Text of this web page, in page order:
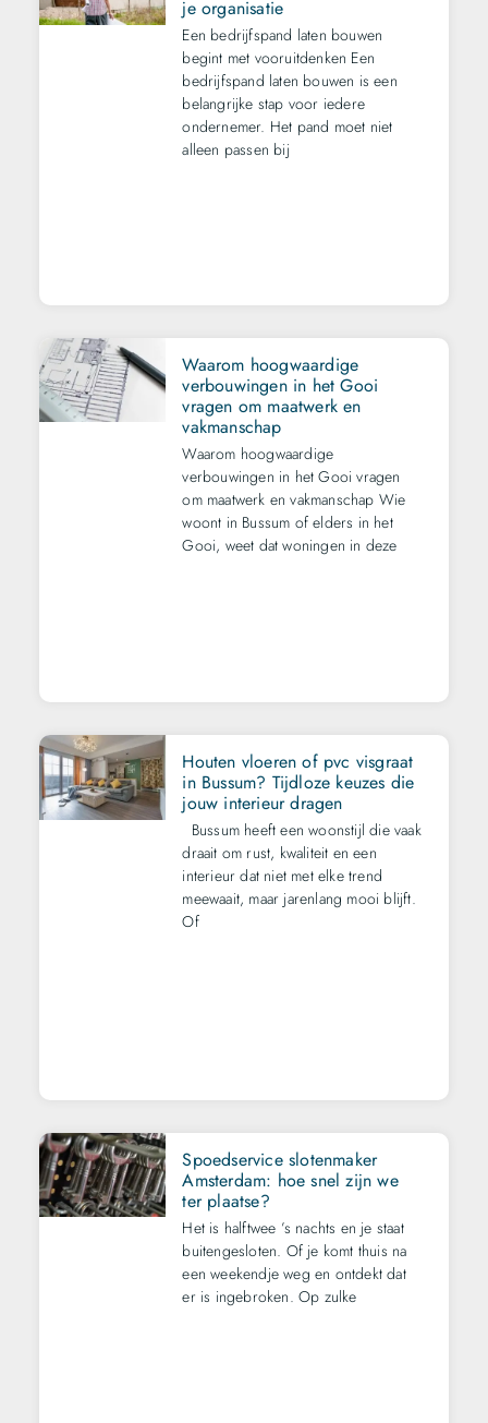
je organisatie
Een bedrijfspand laten bouwen
begint met vooruitdenken Een
bedrijfspand laten bouwen is een
belangrijke stap voor iedere
ondernemer. Het pand moet niet
alleen passen bij
Waarom hoogwaardige
verbouwingen in het Gooi
vragen om maatwerk en
vakmanschap
Waarom hoogwaardige
verbouwingen in het Gooi vragen
om maatwerk en vakmanschap Wie
woont in Bussum of elders in het
Gooi, weet dat woningen in deze
Houten vloeren of pvc visgraat
in Bussum? Tijdloze keuzes die
jouw interieur dragen
Bussum heeft een woonstijl die vaak
draait om rust, kwaliteit en een
interieur dat niet met elke trend
meewaait, maar jarenlang mooi blijft.
Of
Spoedservice slotenmaker
Amsterdam: hoe snel zijn we
ter plaatse?
Het is halftwee ’s nachts en je staat
buitengesloten. Of je komt thuis na
een weekendje weg en ontdekt dat
er is ingebroken. Op zulke